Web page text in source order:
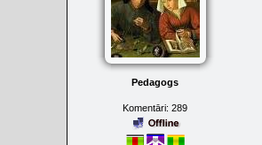
Pedagogs
Komentāri: 289